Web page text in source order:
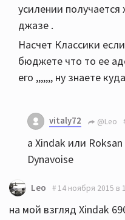
усилении
джазе .
Насчет Классики
бюджете что то ее
его ,,,,,,, ну знаете
vitaly72 @Leo
а Xindak или
Dynavoise
Leo 14 ноября 2015 в
на мой взгляд Xindak